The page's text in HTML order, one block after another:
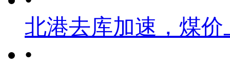
北港去库加速，煤
•